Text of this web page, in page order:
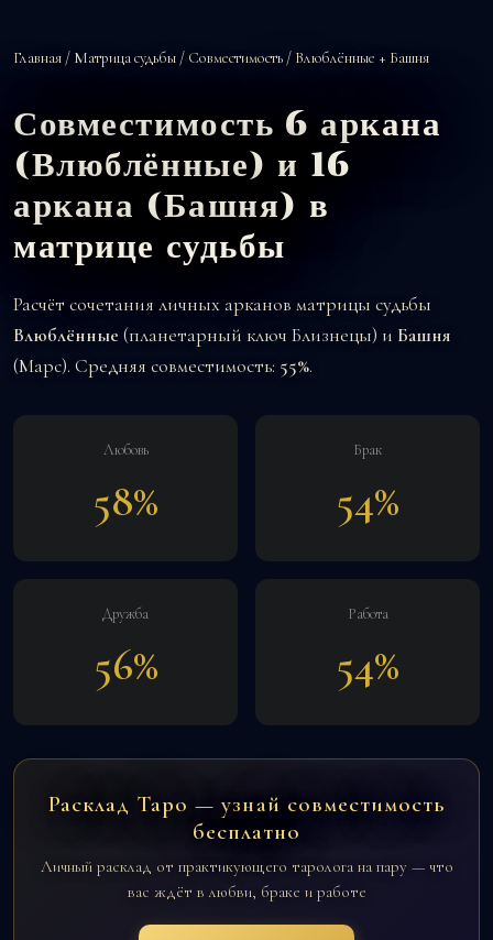
Главная / Матрица судьбы / Совместимость / Влюблённые + Башня
Совместимость 6 аркана
(Влюблённые) и 16
аркана (Башня) в
матрице судьбы
Расчёт сочетания личных арканов матрицы судьбы
Влюблённые (планетарный ключ Близнецы) и Башня
(Марс). Средняя совместимость: 55%.
Любовь
58%
Брак
54%
Дружба
56%
Работа
54%
Расклад Таро — узнай совместимость
бесплатно
Личный расклад от практикующего таролога на пару — что
вас ждёт в любви, браке и работе